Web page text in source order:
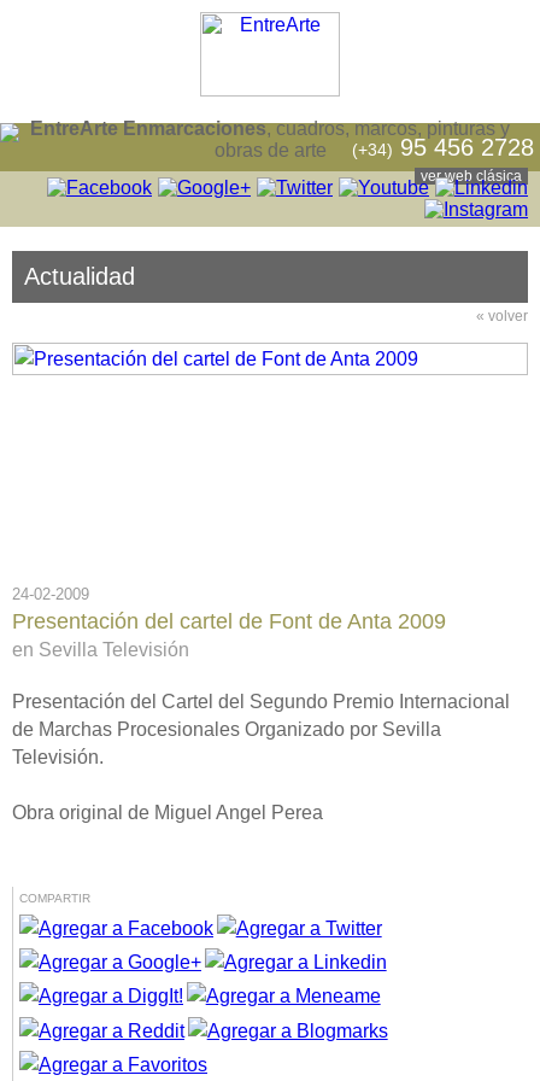
EntreArte Enmarcaciones, cuadros, marcos, pinturas y
obras de arte
ver web clásica
(+34) 95 456 2728
Actualidad
« volver
24-02-2009
Presentación del cartel de Font de Anta 2009
en Sevilla Televisión
Presentación del Cartel del Segundo Premio Internacional
de Marchas Procesionales Organizado por Sevilla
Televisión.
Obra original de Miguel Angel Perea
COMPARTIR